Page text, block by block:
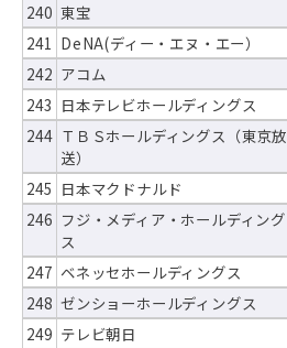
240 東宝
241 DeNA(ディー・エヌ・エー）
242 アコム
243 日本テレビホールディングス
244 ＴＢＳホールディングス（東京放
送）
245 日本マクドナルド
246 フジ・メディア・ホールディング
ス
247 ベネッセホールディングス
248 ゼンショーホールディングス
249 テレビ朝日